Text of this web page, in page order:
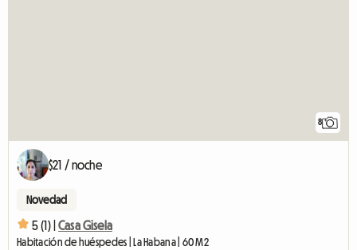
8
$21 / noche
Novedad
5 (1) | Casa Gisela
Habitación de huéspedes | La Habana | 60 M2